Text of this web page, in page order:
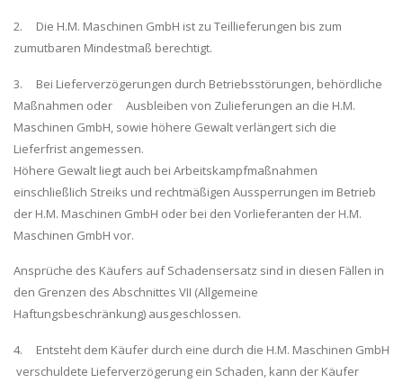
2. Die H.M. Maschinen GmbH ist zu Teillieferungen bis zum
zumutbaren Mindestmaß berechtigt.
3. Bei Lieferverzögerungen durch Betriebsstörungen, behördliche
Maßnahmen oder Ausbleiben von Zulieferungen an die H.M.
Maschinen GmbH, sowie höhere Gewalt verlängert sich die
Lieferfrist angemessen.
Höhere Gewalt liegt auch bei Arbeitskampfmaßnahmen
einschließlich Streiks und rechtmäßigen Aussperrungen im Betrieb
der H.M. Maschinen GmbH oder bei den Vorlieferanten der H.M.
Maschinen GmbH vor.
Ansprüche des Käufers auf Schadensersatz sind in diesen Fällen in
den Grenzen des Abschnittes VII (Allgemeine
Haftungsbeschränkung) ausgeschlossen.
4. Entsteht dem Käufer durch eine durch die H.M. Maschinen GmbH
verschuldete Lieferverzögerung ein Schaden, kann der Käufer